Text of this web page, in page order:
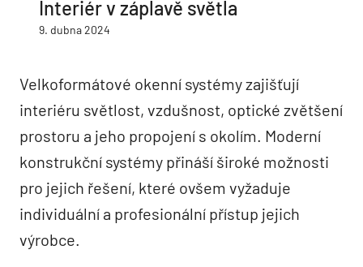
Interiér v záplavě světla
9. dubna 2024
Velkoformátové okenní systémy zajišťují
interiéru světlost, vzdušnost, optické zvětšení
prostoru a jeho propojení s okolím. Moderní
konstrukční systémy přináší široké možnosti
pro jejich řešení, které ovšem vyžaduje
individuální a profesionální přístup jejich
výrobce.